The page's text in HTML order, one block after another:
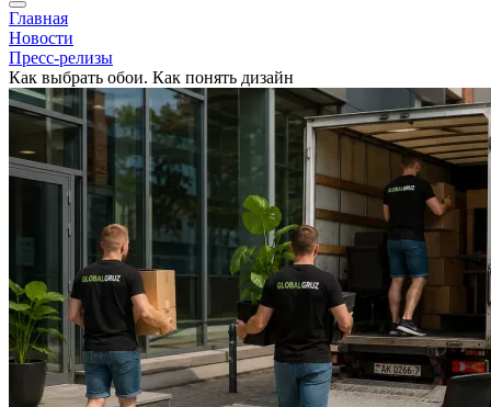
Главная
Новости
Пресс-релизы
Как выбрать обои. Как понять дизайн